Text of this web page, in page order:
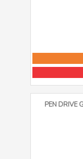
PEN DRIVE